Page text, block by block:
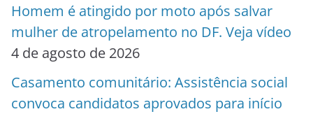
Homem é atingido por moto após salvar
mulher de atropelamento no DF. Veja vídeo
4 de agosto de 2026
Casamento comunitário: Assistência social
convoca candidatos aprovados para início